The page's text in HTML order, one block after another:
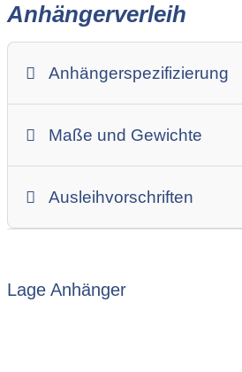
Anhängerverleih
Anhängerspezifizierung
Maße und Gewichte
Ausleihvorschriften
Bereitstellung und Rückgabe
Lage Anhänger